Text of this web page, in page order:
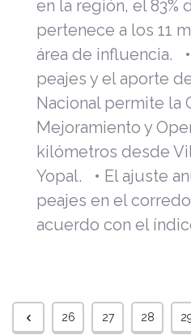
en la región, el 83%
pertenece a los 11
área de influencia.
peajes y el aporte
Nacional permite la
Mejoramiento y
kilómetros desde
Yopal. • El ajuste
peajes en el
acuerdo con el
26 27 28